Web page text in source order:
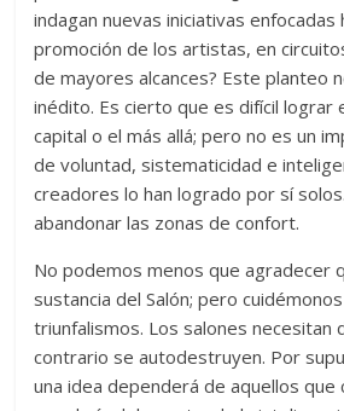
indagan nuevas iniciativas enfocadas
promoción de los artistas, en
de mayores alcances? Este planteo
inédito. Es cierto que es difícil lograr
capital o el más allá; pero no es un
de voluntad, sistematicidad e
creadores lo han logrado por sí
abandonar las zonas de confort.
No podemos menos que agradecer
sustancia del Salón; pero
triunfalismos. Los salones necesitan
contrario se autodestruyen. Por
una idea dependerá de aquellos que